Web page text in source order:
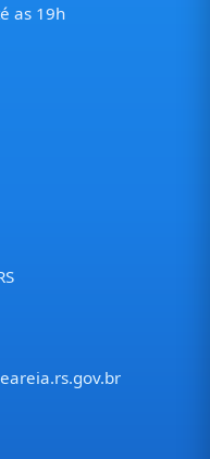
as 19h